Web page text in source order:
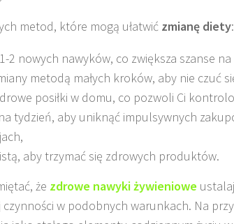
metod, które mogą ułatwić zmianę diety:
2 nowych nawyków, co zwiększa szanse na
metodą małych kroków, aby nie czuć
posiłki w domu, co pozwoli Ci
tydzień, aby uniknąć impulsywnych
aby trzymać się zdrowych produktów.
że zdrowe nawyki żywieniowe
w podobnych warunkach. Na